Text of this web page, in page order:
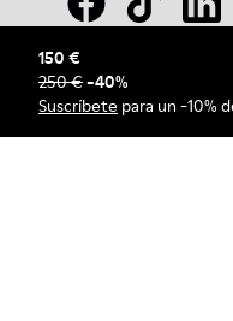
150 €
250 €-40%
Suscríbete para un -10%
© Camper, 2026